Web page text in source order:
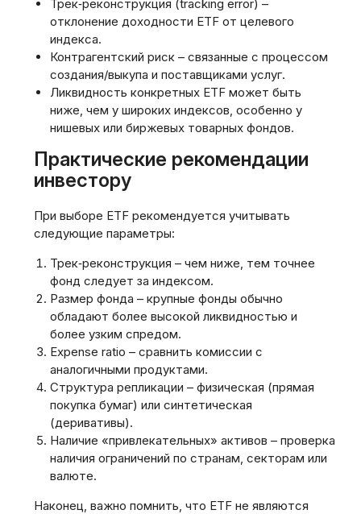
Трек‑реконструкция (tracking error) –
отклонение доходности ETF от целевого
индекса.
Контрагентский риск – связанные с процессом
создания/выкупа и поставщиками услуг.
Ликвидность конкретных ETF может быть
ниже‚ чем у широких индексов‚ особенно у
нишевых или биржевых товарных фондов.
Практические рекомендации
инвестору
При выборе ETF рекомендуется учитывать
следующие параметры:
Трек‑реконструкция – чем ниже‚ тем точнее
фонд следует за индексом.
Размер фонда – крупные фонды обычно
обладают более высокой ликвидностью и
более узким спредом.
Expense ratio – сравнить комиссии с
аналогичными продуктами.
Структура репликации – физическая (прямая
покупка бумаг) или синтетическая
(деривативы).
Наличие «привлекательных» активов – проверка
наличия ограничений по странам‚ секторам или
валюте.
Наконец‚ важно помнить‚ что ETF не являются